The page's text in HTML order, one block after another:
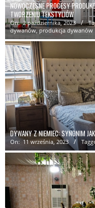
NOWOCZESNE PROCESY
TWORZENIU TEKSTYLIÓW
On: 2 października, 2023
dywanów,produkcja dywanów
DYWANY Z NIEMIEC: SYNONIM
On: 11 września, 2023